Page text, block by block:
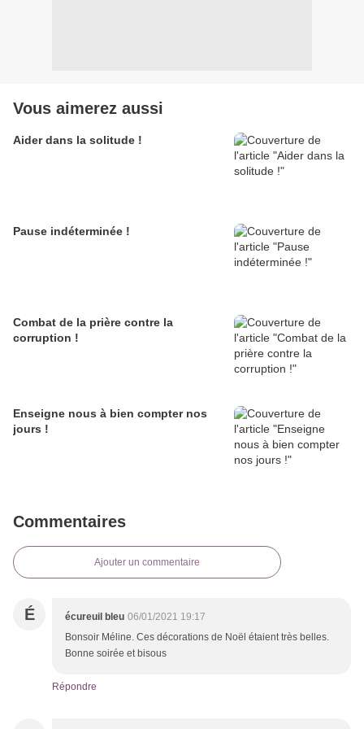
Vous aimerez aussi
Aider dans la solitude !
Pause indéterminée !
Combat de la prière contre la
corruption !
Enseigne nous à bien compter nos
jours !
Commentaires
Ajouter un commentaire
É écureuil bleu 06/01/2021 19:17
Bonsoir Méline. Ces décorations de Noël étaient très belles.
Bonne soirée et bisous
Répondre